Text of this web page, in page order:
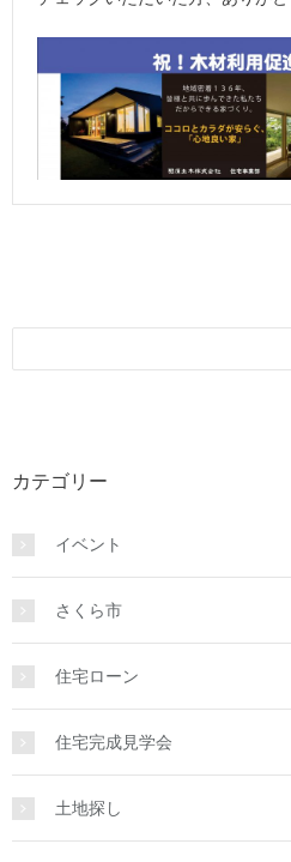
カテゴリー
イベント
さくら市
住宅ローン
住宅完成見学会
土地探し